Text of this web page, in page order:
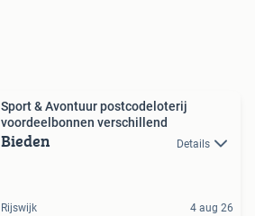
Sport & Avontuur postcodeloterij
voordeelbonnen verschillend
Bieden Details
Rijswijk 4 aug 26